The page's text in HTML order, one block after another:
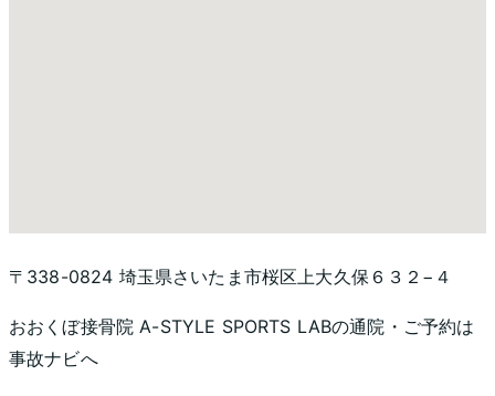
〒338-0824 埼玉県さいたま市桜区上大久保６３２−４
おおくぼ接骨院 A-STYLE SPORTS LABの通院・ご予約は
事故ナビへ